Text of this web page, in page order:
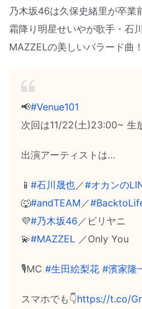
乃木坂46は久保史緒里が卒業
霜降り明星せいやが歌手・石
MAZZELの美しいバラード曲！
📢#Venue101
次回は11/22(土)23:00~ 生
出演アーティストは…
📱 #石川晟也／#オカンの
🐺#andTEAM ／
💜#乃木坂46 ／ビリヤニ
💫#MAZZEL ／Only You
🎙MC #生田絵梨花 #濱家隆
スマホでも👇https://t.co/